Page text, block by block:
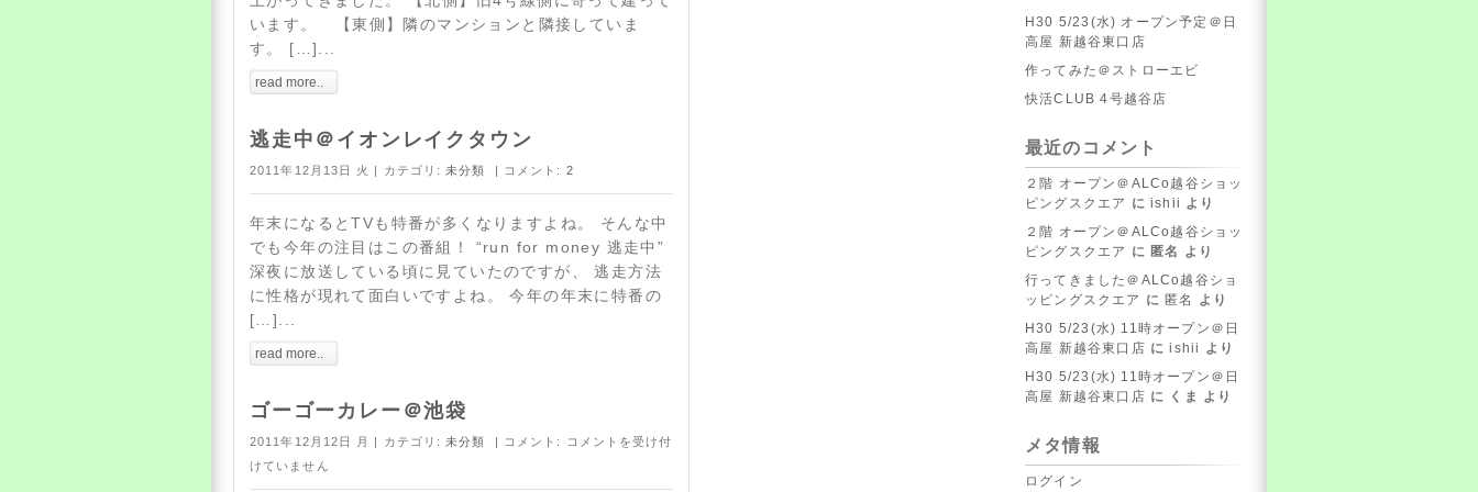
います。 【東側】隣のマンションと隣接していま
す。 […]...
read more..
逃走中＠イオンレイクタウン
2011年12月13日 火 | カテゴリ:未分類 | コメント: 2
年末になるとTVも特番が多くなりますよね。 そんな中
でも今年の注目はこの番組！ “run for money 逃走中”
深夜に放送している頃に見ていたのですが、 逃走方法
に性格が現れて面白いですよね。 今年の年末に特番の
[…]...
read more..
ゴーゴーカレー＠池袋
2011年12月12日 月 | カテゴリ:未分類 | コメント:
コメントを受け付
けていません
H30 5/23(水) オープン予定＠日
高屋 新越谷東口店
作ってみた＠ストローエビ
快活CLUB 4号越谷店
最近のコメント
２階 オープン＠ALCo越谷ショッ
ピングスクエア にishii より
２階 オープン＠ALCo越谷ショッ
ピングスクエア に 匿名 より
行ってきました＠ALCo越谷ショ
ッピングスクエア に 匿名
より
H30 5/23(水) 11時オープン＠日
高屋 新越谷東口店 にishii より
H30 5/23(水) 11時オープン＠日
高屋 新越谷東口店 に くま より
メタ情報
ログイン